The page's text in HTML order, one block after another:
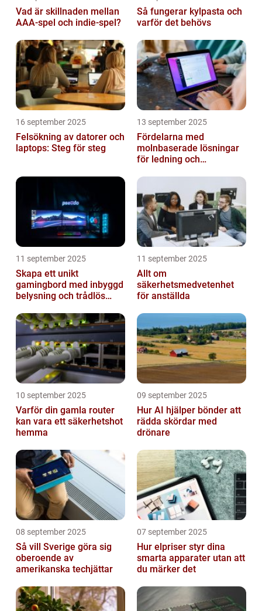
Vad är skillnaden mellan
AAA-spel och indie-spel?
Så fungerar kylpasta och
varför det behövs
16 september 2025
Felsökning av datorer och
laptops: Steg för steg
13 september 2025
Fördelarna med
molnbaserade lösningar
för ledning och
11 september 2025
Skapa ett unikt
gamingbord med inbyggd
belysning och trådlös
11 september 2025
Allt om
säkerhetsmedvetenhet
för anställda
10 september 2025
Varför din gamla router
kan vara ett säkerhetshot
hemma
09 september 2025
Hur AI hjälper bönder att
rädda skördar med
drönare
08 september 2025
Så vill Sverige göra sig
oberoende av
amerikanska techjättar
07 september 2025
Hur elpriser styr dina
smarta apparater utan att
du märker det